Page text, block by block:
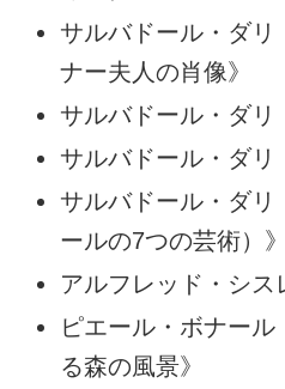
サルバドール・ダ
ナー夫人の肖像》
サルバドール・ダリ
サルバドール・ダリ
サルバドール・ダリ
ールの7つの芸術）》
アルフレッド・シス
ピエール・ボナー
る森の風景》